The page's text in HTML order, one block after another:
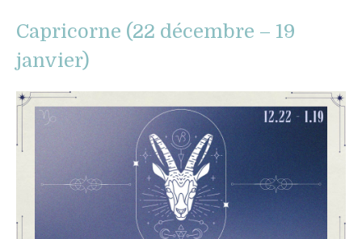
Capricorne (22 décembre – 19
janvier)